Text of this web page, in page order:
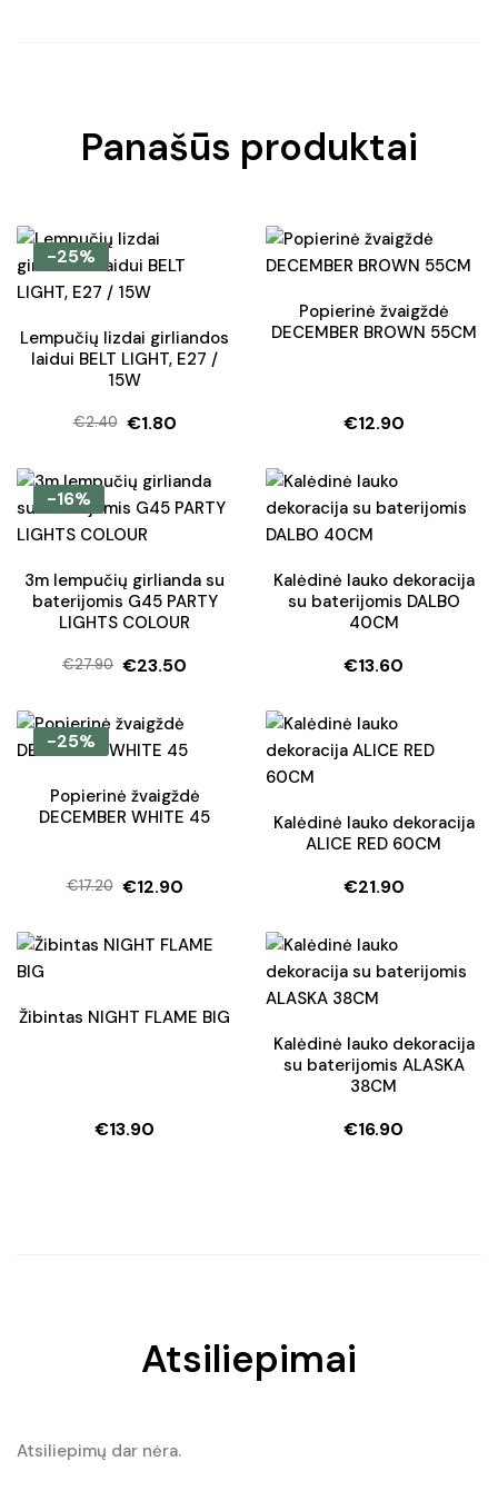
Panašūs produktai
-25%
Lempučių lizdai girliandos
laidui BELT LIGHT, E27 /
15W
€2.40
Original
was:
€2.40.
€1.80
Current
is:
€1.80.
Popierinė žvaigždė
DECEMBER BROWN 55CM
€12.90
-16%
3m lempučių girlianda su
baterijomis G45 PARTY
LIGHTS COLOUR
€27.90
Original
was:
€27.90.
€23.50
Current
is:
€23.50.
Kalėdinė lauko dekoracija
su baterijomis DALBO
40CM
€13.60
-25%
Popierinė žvaigždė
DECEMBER WHITE 45
€17.20
Original
was:
€12.90
Current
is:
Kalėdinė lauko dekoracija
ALICE RED 60CM
€21.90
Žibintas NIGHT FLAME BIG
€13.90
Kalėdinė lauko dekoracija
su baterijomis ALASKA
38CM
€16.90
Atsiliepimai
Atsiliepimų dar nėra.